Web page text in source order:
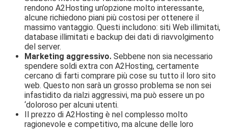
rendono A2Hosting un’opzione molto interessante,
alcune richiedono piani più costosi per ottenere il
massimo vantaggio. Questi includono: siti Web illimitati,
database illimitati e backup dei dati di riavvolgimento
del server.
Marketing aggressivo. Sebbene non sia necessario
spendere soldi extra con A2Hosting, certamente
cercano di farti comprare più cose su tutto il loro sito
web. Questo non sarà un grosso problema se non sei
infastidito da rialzi aggressivi, ma può essere un po
‘doloroso per alcuni utenti.
Il prezzo di A2Hosting è nel complesso molto
ragionevole e competitivo, ma alcune delle loro